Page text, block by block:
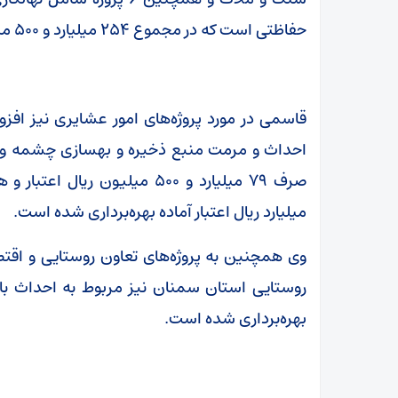
حفاظتی است که در مجموع ۲۵۴ میلیارد و ۵۰۰ میلیون ریال اعتبار برای آن هزینه شده است.
احداث و مرمت منبع ذخیره و بهسازی چشمه و
میلیارد ریال اعتبار آماده بهره‌برداری شده است.
وی همچنین به پروژه‌های تعاون روستایی و
بهره‌برداری شده است.